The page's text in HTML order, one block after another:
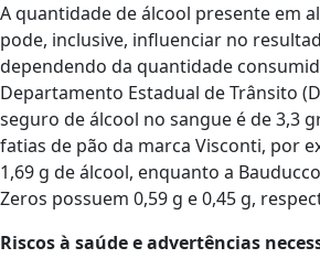
A quantidade de álcool presente em
pode, inclusive, influenciar no
dependendo da quantidade
Departamento Estadual de Trânsito
seguro de álcool no sangue é de 3,3
fatias de pão da marca Visconti, por
1,69 g de álcool, enquanto a
Zeros possuem 0,59 g e 0,45 g,
Riscos à saúde e advertências